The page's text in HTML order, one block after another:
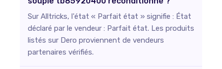
Sur Alltricks, l'état « Parfait état » signifie : État
déclaré par le vendeur : Parfait état. Les produits
listés sur Dero proviennent de vendeurs
partenaires vérifiés.